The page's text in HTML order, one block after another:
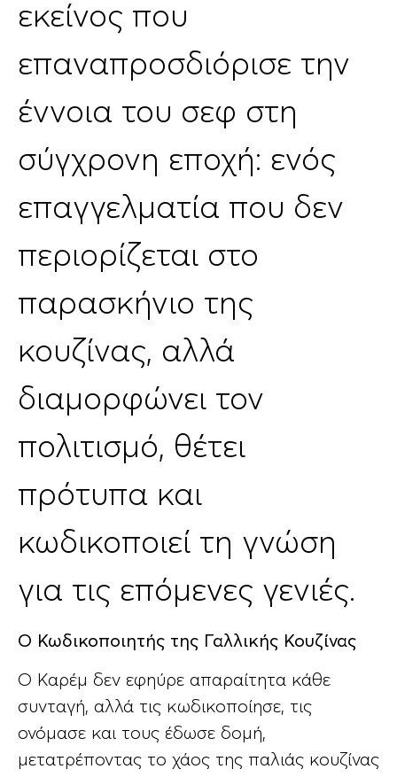
εκείνος που
επαναπροσδιόρισε την
έννοια του σεφ στη
σύγχρονη εποχή: ενός
επαγγελματία που δεν
περιορίζεται στο
παρασκήνιο της
κουζίνας, αλλά
διαμορφώνει τον
πολιτισμό, θέτει
πρότυπα και
κωδικοποιεί τη γνώση
για τις επόμενες γενιές.
Ο Κωδικοποιητής της Γαλλικής Κουζίνας
Ο Καρέμ δεν εφηύρε απαραίτητα κάθε
συνταγή, αλλά τις κωδικοποίησε, τις
ονόμασε και τους έδωσε δομή,
μετατρέποντας το χάος της παλιάς κουζίνας